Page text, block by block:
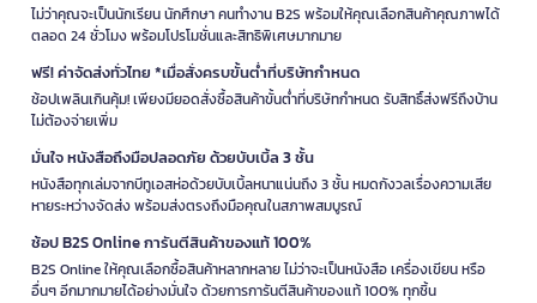
ไม่ว่าคุณจะเป็นนักเรียน นักศึกษา คนทำงาน B2S พร้อมให้คุณเลือกสินค้าคุณภาพได้
ตลอด 24 ชั่วโมง พร้อมโปรโมชั่นและสิทธิพิเศษมากมาย
ฟรี! ค่าจัดส่งทั่วไทย *เมื่อสั่งครบขั้นต่ำที่บริษัทกำหนด
ช้อปเพลินเกินคุ้ม! เพียงมียอดสั่งซื้อสินค้าขั้นต่ำที่บริษัทกำหนด รับสิทธิ์ส่งฟรีถึงบ้าน
ไม่ต้องจ่ายเพิ่ม
มั่นใจ หนังสือถึงมือปลอดภัย ด้วยบับเบิ้ล 3 ชั้น
หนังสือทุกเล่มจากบีทูเอสห่อด้วยบับเบิ้ลหนาแน่นถึง 3 ชั้น หมดกังวลเรื่องความเสีย
หายระหว่างจัดส่ง พร้อมส่งตรงถึงมือคุณในสภาพสมบูรณ์
ช้อป B2S Online การันตีสินค้าของแท้ 100%
B2S Online ให้คุณเลือกซื้อสินค้าหลากหลาย ไม่ว่าจะเป็นหนังสือ เครื่องเขียน หรือ
อื่นๆ อีกมากมายได้อย่างมั่นใจ ด้วยการการันตีสินค้าของแท้ 100% ทุกชิ้น